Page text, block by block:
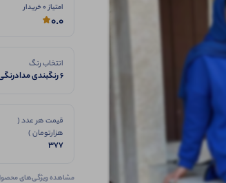
امتیاز 0 خریدار
0.0
انتخاب رنگ
6 رنگبندی مدادرنگی
قیمت هر عدد (
هزارتومان )
377
مشاهده ویژگی‌های